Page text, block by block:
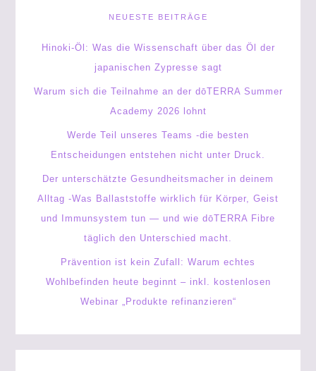
NEUESTE BEITRÄGE
Hinoki-Öl: Was die Wissenschaft über das Öl der
japanischen Zypresse sagt
Warum sich die Teilnahme an der dōTERRA Summer
Academy 2026 lohnt
Werde Teil unseres Teams -die besten
Entscheidungen entstehen nicht unter Druck.
Der unterschätzte Gesundheitsmacher in deinem
Alltag -Was Ballaststoffe wirklich für Körper, Geist
und Immunsystem tun — und wie dōTERRA Fibre
täglich den Unterschied macht.
Prävention ist kein Zufall: Warum echtes
Wohlbefinden heute beginnt – inkl. kostenlosen
Webinar „Produkte refinanzieren“